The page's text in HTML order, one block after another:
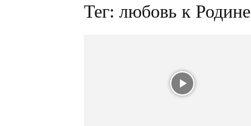
Тег: любовь к Родине